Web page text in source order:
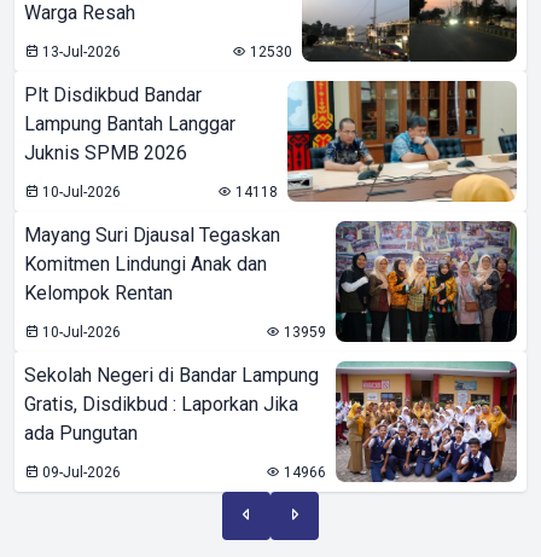
Warga Resah
13-Jul-2026 12530
Plt Disdikbud Bandar
Lampung Bantah Langgar
Juknis SPMB 2026
10-Jul-2026 14118
Mayang Suri Djausal Tegaskan
Komitmen Lindungi Anak dan
Kelompok Rentan
10-Jul-2026 13959
Sekolah Negeri di Bandar Lampung
Gratis, Disdikbud : Laporkan Jika
ada Pungutan
09-Jul-2026 14966